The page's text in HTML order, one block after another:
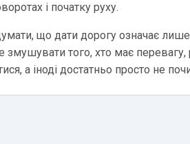
і початку руху.
що дати дорогу означає
того, хто має перевагу,
а іноді достатньо просто не